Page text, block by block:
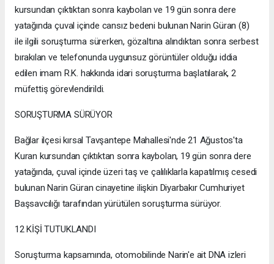
kursundan çıktıktan sonra kaybolan ve 19 gün sonra dere
yatağında çuval içinde cansız bedeni bulunan Narin Güran (8)
ile ilgili soruşturma sürerken, gözaltına alındıktan sonra serbest
bırakılan ve telefonunda uygunsuz görüntüler olduğu iddia
edilen imam R.K. hakkında idari soruşturma başlatılarak, 2
müfettiş görevlendirildi.
SORUŞTURMA SÜRÜYOR
Bağlar ilçesi kırsal Tavşantepe Mahallesi'nde 21 Ağustos'ta
Kuran kursundan çıktıktan sonra kaybolan, 19 gün sonra dere
yatağında, çuval içinde üzeri taş ve çalılıklarla kapatılmış cesedi
bulunan Narin Güran cinayetine ilişkin Diyarbakır Cumhuriyet
Başsavcılığı tarafından yürütülen soruşturma sürüyor.
12 KİŞİ TUTUKLANDI
Soruşturma kapsamında, otomobilinde Narin'e ait DNA izleri